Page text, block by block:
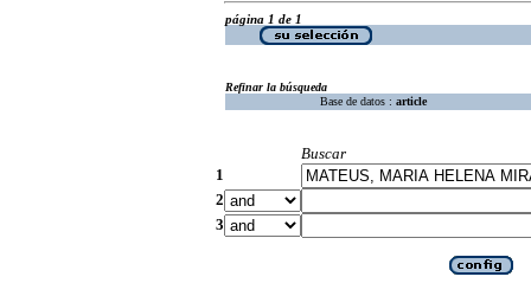
página 1 de 1
Refinar la búsqueda
Base de datos : article
Buscar
1
2
3